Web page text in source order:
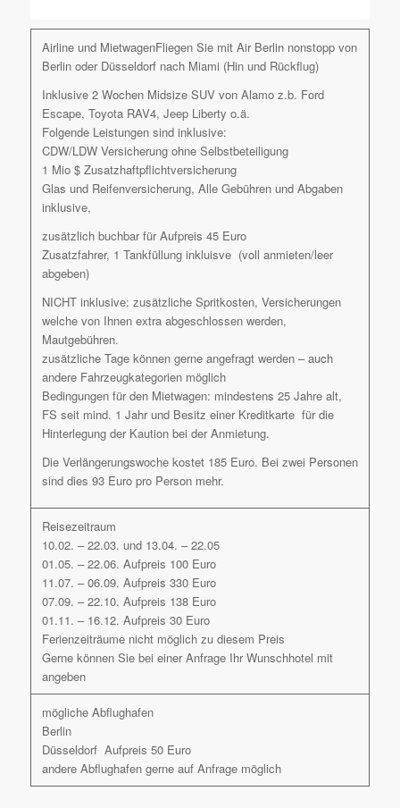
Airline und MietwagenFliegen Sie mit Air Berlin nonstopp von
Berlin oder Düsseldorf nach Miami (Hin und Rückflug)
Inklusive 2 Wochen Midsize SUV von Alamo z.b. Ford
Escape, Toyota RAV4, Jeep Liberty o.ä.
Folgende Leistungen sind inklusive:
CDW/LDW Versicherung ohne Selbstbeteiligung
1 Mio $ Zusatzhaftpflichtversicherung
Glas und Reifenversicherung, Alle Gebühren und Abgaben
inklusive,
zusätzlich buchbar für Aufpreis 45 Euro
Zusatzfahrer, 1 Tankfüllung inkluisve (voll anmieten/leer
abgeben)
NICHT inklusive: zusätzliche Spritkosten, Versicherungen
welche von Ihnen extra abgeschlossen werden,
Mautgebühren.
zusätzliche Tage können gerne angefragt werden – auch
andere Fahrzeugkategorien möglich
Bedingungen für den Mietwagen: mindestens 25 Jahre alt,
FS seit mind. 1 Jahr und Besitz einer Kreditkarte für die
Hinterlegung der Kaution bei der Anmietung.
Die Verlängerungswoche kostet 185 Euro. Bei zwei Personen
sind dies 93 Euro pro Person mehr.
Reisezeitraum
10.02. – 22.03. und 13.04. – 22.05
01.05. – 22.06. Aufpreis 100 Euro
11.07. – 06.09. Aufpreis 330 Euro
07.09. – 22.10. Aufpreis 138 Euro
01.11. – 16.12. Aufpreis 30 Euro
Ferienzeiträume nicht möglich zu diesem Preis
Gerne können Sie bei einer Anfrage Ihr Wunschhotel mit
angeben
mögliche Abflughafen
Berlin
Düsseldorf Aufpreis 50 Euro
andere Abflughafen gerne auf Anfrage möglich